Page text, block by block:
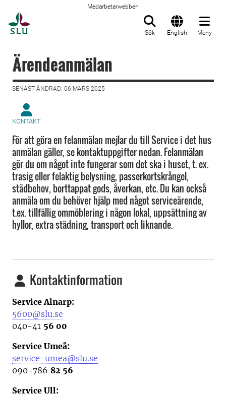
Medarbetarwebben
Sök English Meny
Ärendeanmälan
SENAST ÄNDRAD: 06 MARS 2025
KONTAKT
För att göra en felanmälan mejlar du till Service i det hus
anmälan gäller, se kontaktuppgifter nedan. Felanmälan
gör du om något inte fungerar som det ska i huset, t. ex.
trasig eller felaktig belysning, passerkortskrångel,
städbehov, borttappat gods, åverkan, etc. Du kan också
anmäla om du behöver hjälp med något serviceärende,
t.ex. tillfällig ommöblering i någon lokal, uppsättning av
hyllor, extra städning, transport och liknande.
Kontaktinformation
Service Alnarp:
5600@slu.se
040-41 56 00
Service Umeå:
service-umea@slu.se
090-786 82 56
Service Ull: